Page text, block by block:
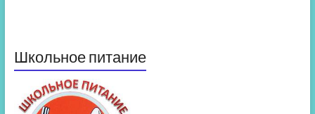
Школьное питание